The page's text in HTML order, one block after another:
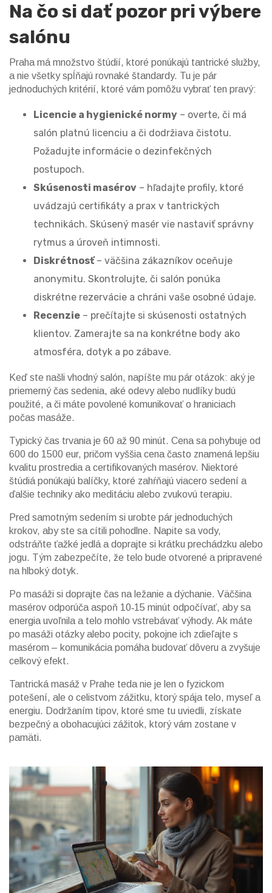
Na čo si dať pozor pri výbere
salónu
Praha má množstvo štúdií, ktoré ponúkajú tantrické služby,
a nie všetky spĺňajú rovnaké štandardy. Tu je pár
jednoduchých kritérií, ktoré vám pomôžu vybrať ten pravý:
Licencie a hygienické normy – overte, či má
salón platnú licenciu a či dodržiava čistotu.
Požadujte informácie o dezinfekčných
postupoch.
Skúsenosti masérov – hľadajte profily, ktoré
uvádzajú certifikáty a prax v tantrických
technikách. Skúsený masér vie nastaviť správny
rytmus a úroveň intimnosti.
Diskrétnosť– väčšina zákazníkov oceňuje
anonymitu. Skontrolujte, či salón ponúka
diskrétne rezervácie a chráni vaše osobné údaje.
Recenzie – prečítajte si skúsenosti ostatných
klientov. Zamerajte sa na konkrétne body ako
atmosféra, dotyk a po zábave.
Keď ste našli vhodný salón, napíšte mu pár otázok: aký je
priemerný čas sedenia, aké odevy alebo nudlíky budú
použité, a či máte povolené komunikovať o hraniciach
počas masáže.
Typický čas trvania je 60 až 90 minút. Cena sa pohybuje od
600 do 1500 eur, pričom vyššia cena často znamená lepšiu
kvalitu prostredia a certifikovaných masérov. Niektoré
štúdiá ponúkajú balíčky, ktoré zahŕňajú viacero sedení a
ďalšie techniky ako meditáciu alebo zvukovú terapiu.
Pred samotným sedením si urobte pár jednoduchých
krokov, aby ste sa cítili pohodlne. Napite sa vody,
odstráňte ťažké jedlá a doprajte si krátku prechádzku alebo
jogu. Tým zabezpečíte, že telo bude otvorené a pripravené
na hlboký dotyk.
Po masáži si doprajte čas na ležanie a dýchanie. Väčšina
masérov odporúča aspoň 10‑15 minút odpočívať, aby sa
energia uvoľnila a telo mohlo vstrebávať výhody. Ak máte
po masáži otázky alebo pocity, pokojne ich zdieľajte s
masérom – komunikácia pomáha budovať dôveru a zvyšuje
celkový efekt.
Tantrická masáž v Prahe teda nie je len o fyzickom
potešení, ale o celistvom zážitku, ktorý spája telo, myseľ a
energiu. Dodržaním tipov, ktoré sme tu uviedli, získate
bezpečný a obohacujúci zážitok, ktorý vám zostane v
pamäti.